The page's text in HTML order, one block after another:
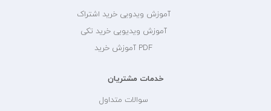
آموزش ویدویی خرید اشتراک
آموزش ویدیویی خرید تکی
PDF آموزش خرید
خدمات مشتریان
سوالات متداول